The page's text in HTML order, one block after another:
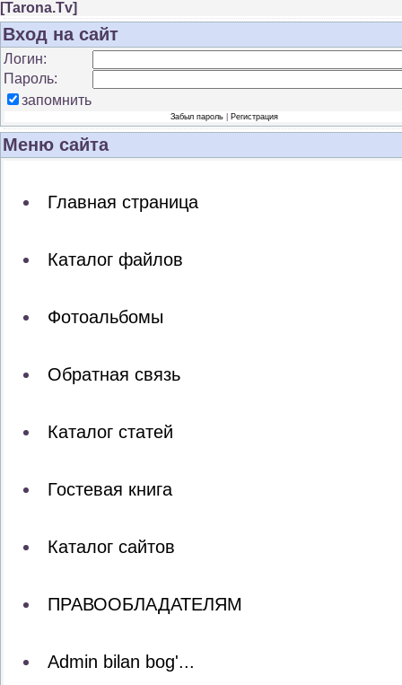
[Tarona.Tv]
Вход на сайт
Логин:
Пароль:
запомнить
Забыл пароль Регистрация
Меню сайта
Главная страница
Каталог файлов
Фотоальбомы
Обратная связь
Каталог статей
Гостевая книга
Каталог сайтов
ПРАВООБЛАДАТЕЛЯМ
Admin bilan bog'...